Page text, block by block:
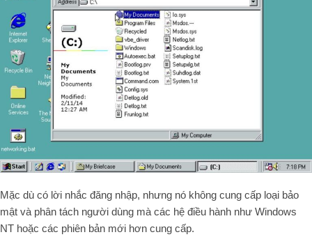
Mặc dù có lời nhắc đăng nhập, nhưng nó không cung cấp loại bảo
mật và phân tách người dùng mà các hệ điều hành như Windows
NT hoặc các phiên bản mới hơn cung cấp.